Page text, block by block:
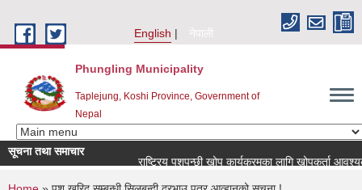
English
नेपाली
Phungling Municipality
Taplejung, Koshi Province, Government of
Nepal
सूचना तथा समाचार
राष्ट्रिय पशुपन्छी खोप कार्यक्रमका लागि खोपकर्ता आवश्यकता